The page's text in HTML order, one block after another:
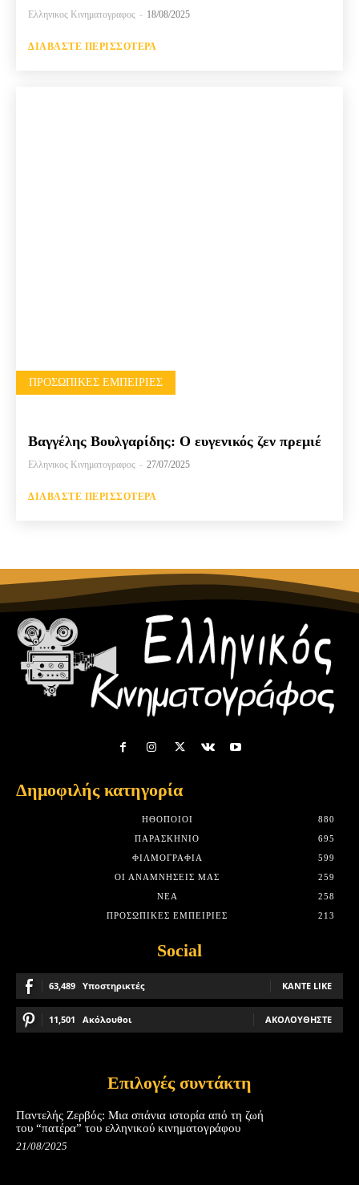
Ελληνικος Κινηματογραφος - 18/08/2025
ΔΙΑΒΆΣΤΕ ΠΕΡΙΣΣΌΤΕΡΑ
ΠΡΟΣΩΠΙΚΈΣ ΕΜΠΕΙΡΊΕΣ
Βαγγέλης Βουλγαρίδης: Ο ευγενικός ζεν πρεμιέ
Ελληνικος Κινηματογραφος - 27/07/2025
ΔΙΑΒΆΣΤΕ ΠΕΡΙΣΣΌΤΕΡΑ
Δημοφιλής κατηγορία
HΘΟΠΟΙΟΊ
880
ΠΑΡΑΣΚΉΝΙΟ
695
ΦΙΛΜΟΓΡΑΦΊΑ
599
ΟΙ ΑΝΑΜΝΉΣΕΙΣ ΜΑΣ
259
ΝΈΑ
258
ΠΡΟΣΩΠΙΚΈΣ ΕΜΠΕΙΡΊΕΣ
213
Social
63,489 Υποστηρικτές ΚΆΝΤΕ LIKE
11,501 Ακόλουθοι ΑΚΟΛΟΥΘΉΣΤΕ
Επιλογές συντάκτη
Παντελής Ζερβός: Μια σπάνια ιστορία από τη ζωή
του “πατέρα” του ελληνικού κινηματογράφου
21/08/2025